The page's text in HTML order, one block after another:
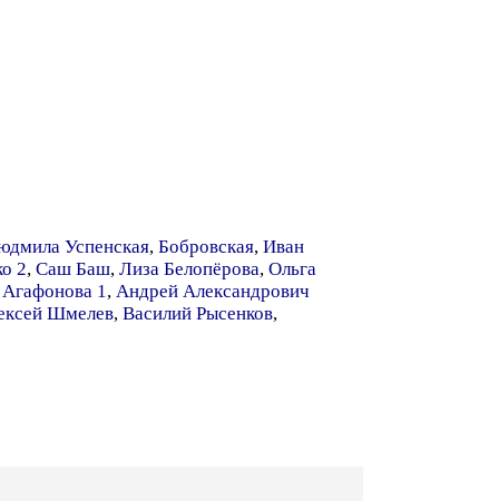
Успенская, Бобровская, Иван
2, Саш Баш, Лиза Белопёрова, Ольга
1, Андрей Александрович
Шмелев, Василий Рысенков,